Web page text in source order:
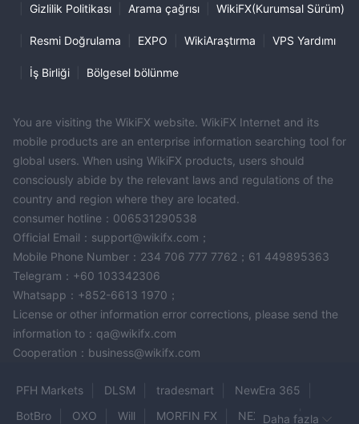
Gizlilik Politikası Arama çağrısı WikiFX(Kurumsal Sürüm)
Resmi Doğrulama EXPO WikiAraştırma VPS Yardımı
İş Birliği Bölgesel bölünme
You are visiting the WikiFX website. WikiFX Internet and its
mobile products are an enterprise information searching tool for
global users. When using WikiFX products, users should
consciously abide by the relevant laws and regulations of the
country and region where they are located.
consumer hotline：006531290538
Official Email：support@wikifx.com；
Mobile Phone Number：234 706 777 7762；61 449895363
Telegram：+60 103342306
Whatsapp：+852-6613 1970；
License or other information error corrections, please send the
information to：qa@wikifx.com
Cooperation：business@wikifx.com
PFH Markets DLSM tradesmart
NewEra 365
BotBro
OXO Will MORFIN FX NEXTGENDaha fazla